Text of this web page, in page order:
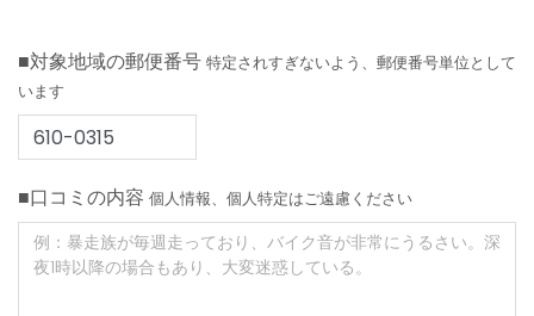
■対象地域の郵便番号 特定されすぎないよう、郵便番号単位として
います
■口コミの内容 個人情報、個人特定はご遠慮ください